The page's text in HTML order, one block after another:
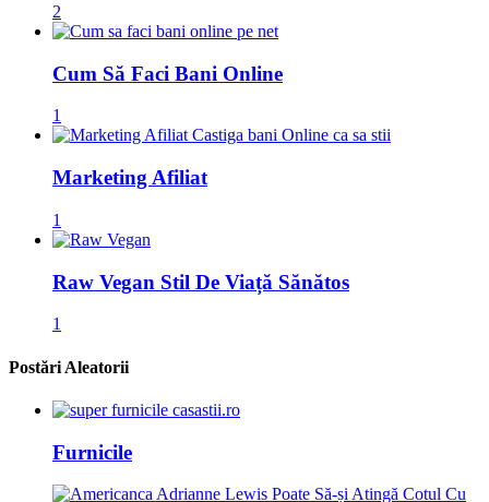
2
Cum Să Faci Bani Online
1
Marketing Afiliat
1
Raw Vegan Stil De Viață Sănătos
1
Postări Aleatorii
Furnicile